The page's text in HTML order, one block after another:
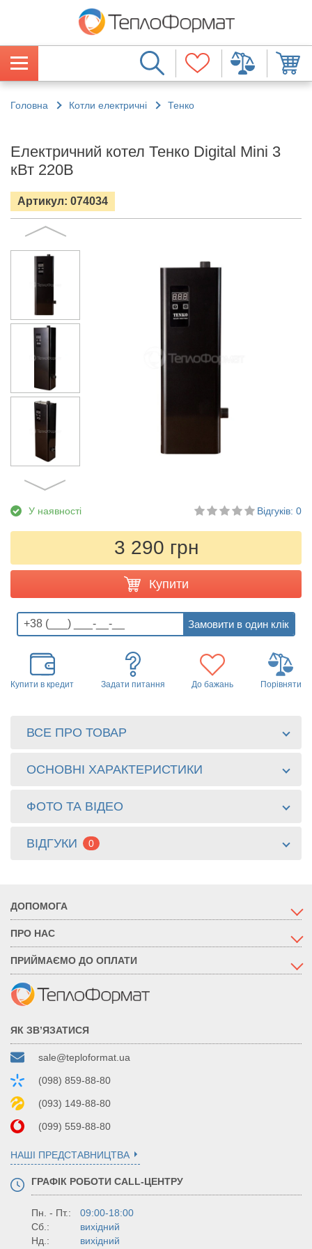
Головна Котли електричні Тенко
Електричний котел Тенко Digital Mini 3
кВт 220В
Артикул: 074034
У наявності Відгуків: 0
3 290 грн
Купити
Купити в кредит Задати питання До бажань Порівняти
ВСЕ ПРО ТОВАР
ОСНОВНІ ХАРАКТЕРИСТИКИ
ФОТО ТА ВІДЕО
ВІДГУКИ 0
ДОПОМОГА
ПРО НАС
ПРИЙМАЄМО ДО ОПЛАТИ
ЯК ЗВ’ЯЗАТИСЯ
sale@teploformat.ua
(098) 859-88-80
(093) 149-88-80
(099) 559-88-80
НАШІ ПРЕДСТАВНИЦТВА
ГРАФІК РОБОТИ CALL-ЦЕНТРУ
Пн. - Пт.:
09:00-18:00
Сб.:
вихідний
Нд.:
вихідний